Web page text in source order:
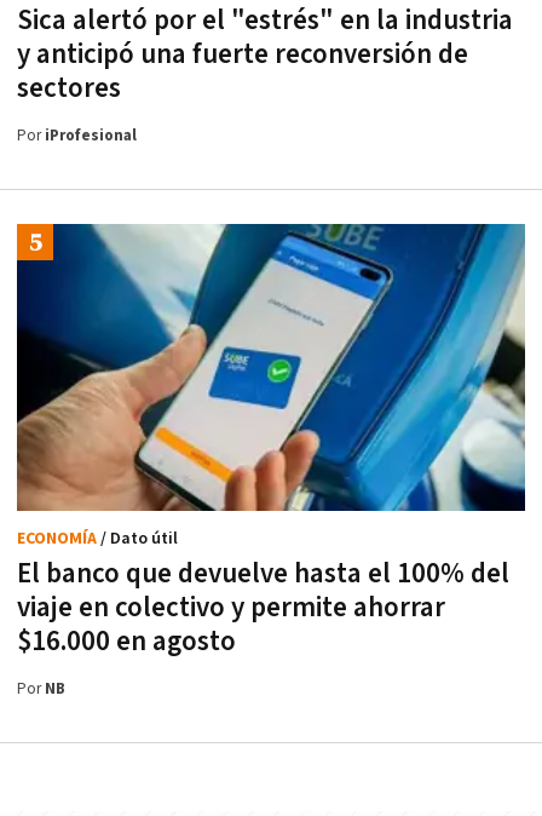
Sica alertó por el "estrés" en la industria
y anticipó una fuerte reconversión de
sectores
PoriProfesional
El banco que devuelve hasta el 100% del
viaje en colectivo y permite ahorrar
$16.000 en agosto
ECONOMÍA/ Dato útil
PorNB